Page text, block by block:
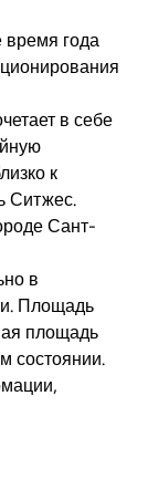
года
в себе
к
Ситжес.
Сант-
в
Площадь
площадь
состоянии.